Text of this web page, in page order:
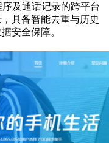
及通话记录的跨平台
具备智能去重与历史
安全保障。